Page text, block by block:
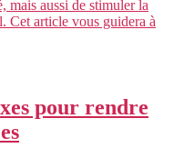
mais aussi de stimuler la
Cet article vous guidera à
pour rendre